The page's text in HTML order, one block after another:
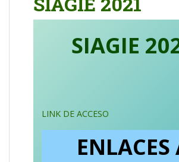
SIAGIE
LINK DE ACCESO
ENLACES